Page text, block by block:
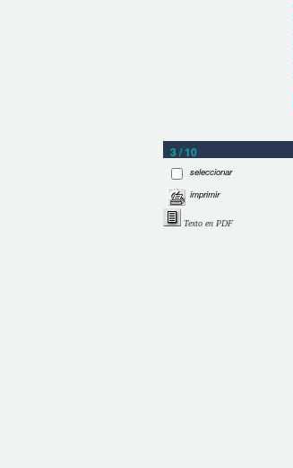
3 / 10
seleccionar
imprimir
Texto en PDF